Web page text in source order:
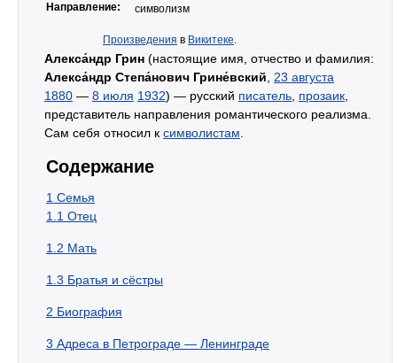
Направление:
символизм
Произведения в Викитеке.
Алекса́ндр Грин (настоящие имя, отчество и фамилия:
Алекса́ндр Степа́нович Грине́вский
23 августа
1880 — 8 июля 1932) — русский писатель прозаик
представитель направления романтического реализма.
Сам себя относил к символистам
Содержание
1 Семья
1.1 Отец
1.2 Мать
1.3 Братья и сёстры
2 Биография
3 Адреса в Петрограде — Ленинграде